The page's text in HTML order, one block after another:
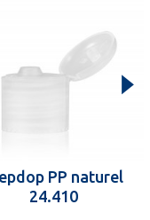
PP naturel
24.410